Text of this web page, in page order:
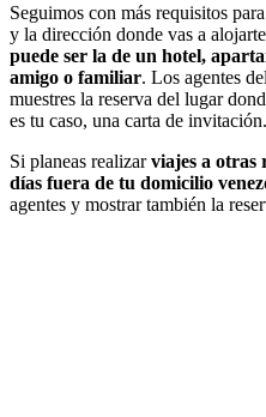
Seguimos con más requisitos
y la dirección donde vas a
puede ser la de un hotel,
amigo o familiar. Los agentes
muestres la reserva del lugar
es tu caso, una carta de invitación.
Si planeas realizarviajes a otras
días fuera de tu domicilio
agentes y mostrar también la